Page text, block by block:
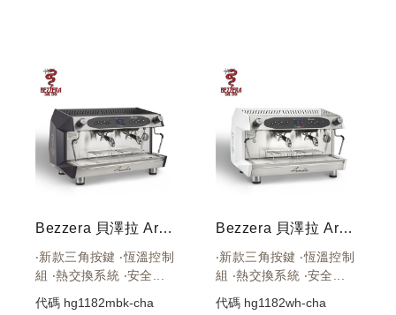
Bezzera 貝澤拉 Arcadia DE-PID 2GR 220V 雙孔營業機 (霧黑)
‧新款三角按鍵 ‧恆溫控制
組 ‧熱交換系統 ‧安全...
代碼 hg1182mbk-cha
Bezzera 貝澤拉 Arcadia DE-PID 2GR 220V 雙孔營業機 (白)
‧新款三角按鍵 ‧恆溫控制
組 ‧熱交換系統 ‧安全...
代碼 hg1182wh-cha